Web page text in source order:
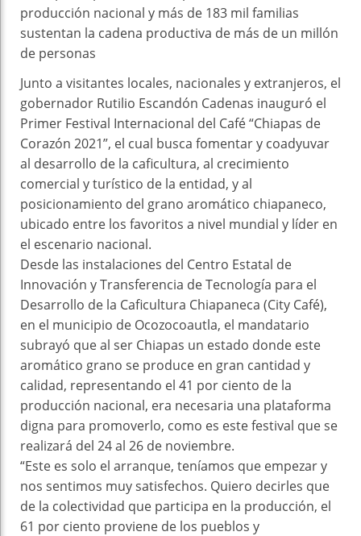
producción nacional y más de 183 mil familias
sustentan la cadena productiva de más de un millón
de personas
Junto a visitantes locales, nacionales y extranjeros, el
gobernador Rutilio Escandón Cadenas inauguró el
Primer Festival Internacional del Café “Chiapas de
Corazón 2021”, el cual busca fomentar y coadyuvar
al desarrollo de la caficultura, al crecimiento
comercial y turístico de la entidad, y al
posicionamiento del grano aromático chiapaneco,
ubicado entre los favoritos a nivel mundial y líder en
el escenario nacional.
Desde las instalaciones del Centro Estatal de
Innovación y Transferencia de Tecnología para el
Desarrollo de la Caficultura Chiapaneca (City Café),
en el municipio de Ocozocoautla, el mandatario
subrayó que al ser Chiapas un estado donde este
aromático grano se produce en gran cantidad y
calidad, representando el 41 por ciento de la
producción nacional, era necesaria una plataforma
digna para promoverlo, como es este festival que se
realizará del 24 al 26 de noviembre.
“Este es solo el arranque, teníamos que empezar y
nos sentimos muy satisfechos. Quiero decirles que
de la colectividad que participa en la producción, el
61 por ciento proviene de los pueblos y